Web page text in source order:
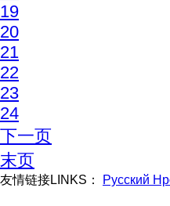
19
20
21
22
23
24
下一页
末页
友情链接LINKS： Русский